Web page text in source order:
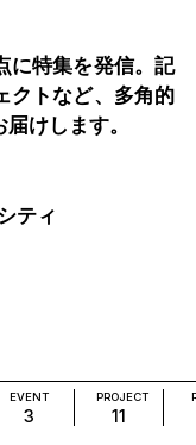
に特集を発信。記
クトなど、多角的
けします。
ティ
EVENT
3
PROJECT
11